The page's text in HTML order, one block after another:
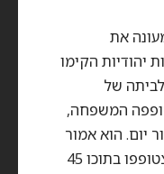
שמעונה את
הקימו
של
המשפחה,
יום. הוא אמור
היה להכיל 15 איש, אך בסוף הצטופפו בתוכו 45